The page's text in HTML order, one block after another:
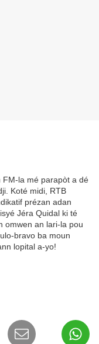
FM-la mé parapòt a dé
Koté midi, RTB
prézan adan
Jéra Quidal ki té
omwen an lari-la pou
bravo ba moun
lopital a-yo!